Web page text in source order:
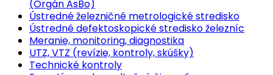
(Orgán AsBo)
Ústredné železničné metrologické stredisko
Ústredné defektoskopické stredisko železníc
Meranie, monitoring, diagnostika
UTZ, VTZ (revízie, kontroly, skúšky)
Technické kontroly